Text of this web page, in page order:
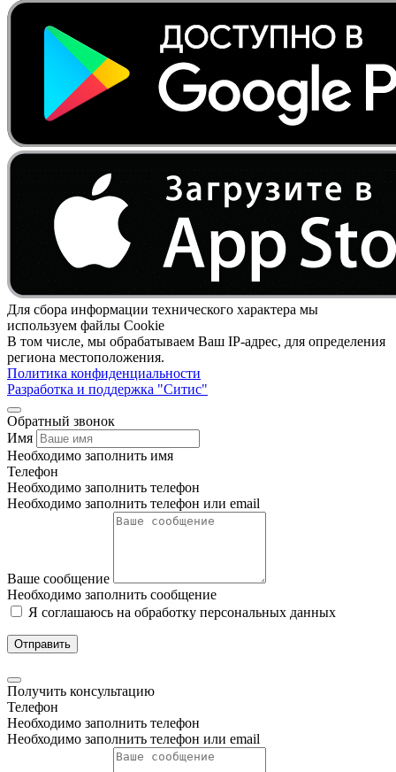
Для сбора информации технического характера мы
используем файлы Cookie
В том числе, мы обрабатываем Ваш IP-адрес, для определения
региона местоположения.
Политика конфиденциальности
Разработка и поддержка "Ситис"
Обратный звонок
Имя
Необходимо заполнить имя
Телефон
Необходимо заполнить телефон
Необходимо заполнить телефон или email
Ваше сообщение
Необходимо заполнить сообщение
Я соглашаюсь на обработку персональных данных
Отправить
Получить консультацию
Телефон
Необходимо заполнить телефон
Необходимо заполнить телефон или email